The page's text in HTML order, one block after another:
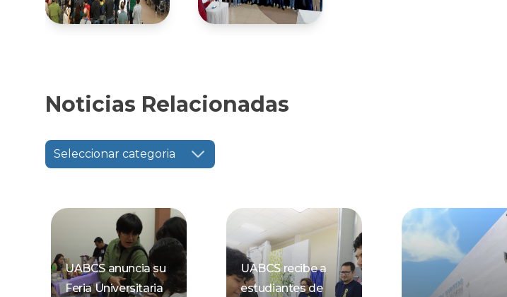
Noticias Relacionadas
Seleccionar categoria
UABCS anuncia su
Feria Universitaria
UABCS recibe a
estudiantes de